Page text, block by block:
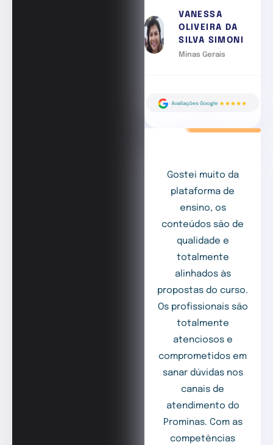
VANESSA
OLIVEIRA DA
SILVA SIMONI
Minas Gerais
Gostei muito da
plataforma de
ensino, os
conteúdos são de
qualidade e
totalmente
alinhados às
propostas do curso.
Os profissionais são
totalmente
atenciosos e
comprometidos em
sanar dúvidas nos
canais de
atendimento do
Prominas. Com as
competências